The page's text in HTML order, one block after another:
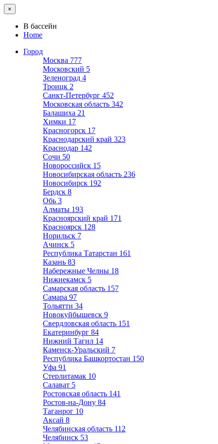
×
В бассейн
Home
Город
Москва 777
Московский 5
Зеленоград 4
Троицк 2
Санкт-Петербург 452
Московская область 342
Балашиха 21
Химки 17
Красногорск 17
Краснодарский край 323
Краснодар 142
Сочи 50
Новороссийск 15
Новосибирская область 236
Новосибирск 192
Бердск 8
Обь 3
Алматы 193
Красноярский край 171
Красноярск 128
Норильск 7
Ачинск 5
Республика Татарстан 161
Казань 83
Набережные Челны 18
Нижнекамск 5
Самарская область 157
Самара 97
Тольятти 34
Новокуйбышевск 9
Свердловская область 151
Екатеринбург 84
Нижний Тагил 14
Каменск-Уральский 7
Республика Башкортостан 150
Уфа 91
Стерлитамак 10
Салават 5
Ростовская область 141
Ростов-на-Дону 84
Таганрог 10
Аксай 8
Челябинская область 112
Челябинск 53